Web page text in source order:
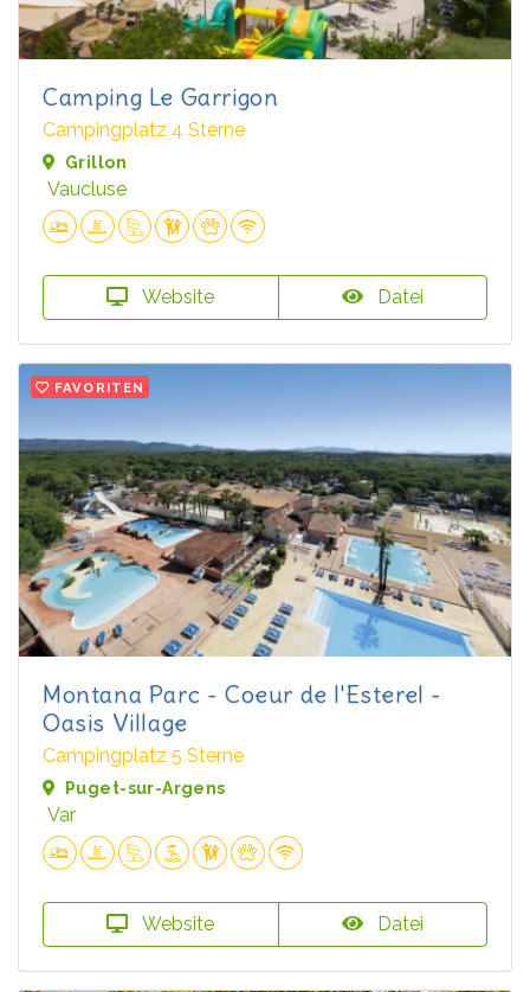
Camping Le Garrigon
Campingplatz 4 Sterne
Grillon
Vaucluse
Website Datei
FAVORITEN
Montana Parc - Coeur de l'Esterel -
Oasis Village
Campingplatz 5 Sterne
Puget-sur-Argens
Var
Website Datei